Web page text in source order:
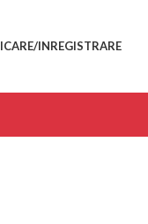
INREGISTRARE